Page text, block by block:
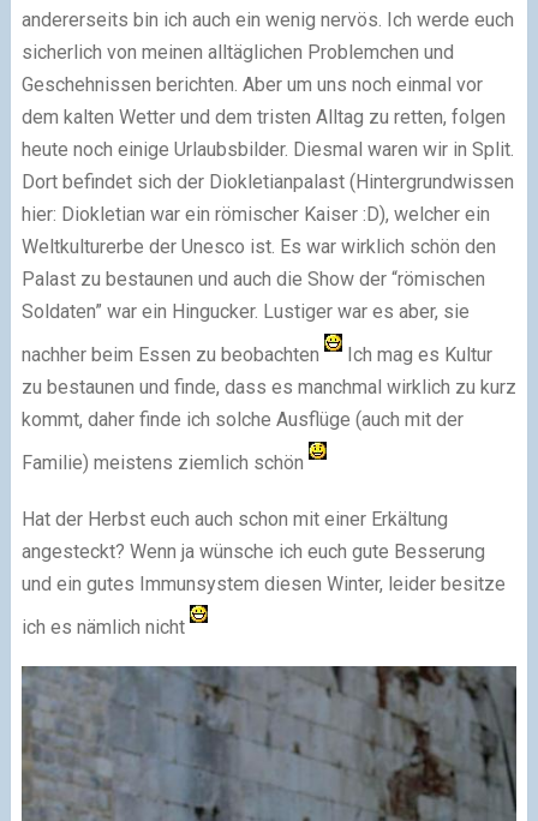
andererseits bin ich auch ein wenig nervös. Ich werde euch
sicherlich von meinen alltäglichen Problemchen und
Geschehnissen berichten. Aber um uns noch einmal vor
dem kalten Wetter und dem tristen Alltag zu retten, folgen
heute noch einige Urlaubsbilder. Diesmal waren wir in Split.
Dort befindet sich der Diokletianpalast (Hintergrundwissen
hier: Diokletian war ein römischer Kaiser :D), welcher ein
Weltkulturerbe der Unesco ist. Es war wirklich schön den
Palast zu bestaunen und auch die Show der “römischen
Soldaten” war ein Hingucker. Lustiger war es aber, sie
nachher beim Essen zu beobachten
Ich mag es Kultur
zu bestaunen und finde, dass es manchmal wirklich zu kurz
kommt, daher finde ich solche Ausflüge (auch mit der
Familie) meistens ziemlich schön
Hat der Herbst euch auch schon mit einer Erkältung
angesteckt? Wenn ja wünsche ich euch gute Besserung
und ein gutes Immunsystem diesen Winter, leider besitze
ich es nämlich nicht